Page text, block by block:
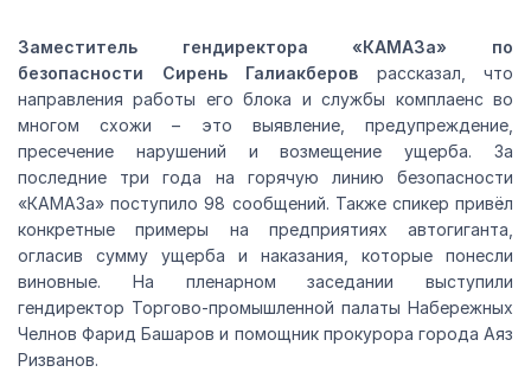
Заместитель гендиректора «КАМАЗа» по
безопасности Сирень Галиакберов рассказал, что
направления работы его блока и службы комплаенс во
многом схожи – это выявление, предупреждение,
пресечение нарушений и возмещение ущерба. За
последние три года на горячую линию безопасности
«КАМАЗа» поступило 98 сообщений. Также спикер привёл
конкретные примеры на предприятиях автогиганта,
огласив сумму ущерба и наказания, которые понесли
виновные. На пленарном заседании выступили
гендиректор Торгово-промышленной палаты Набережных
Челнов Фарид Башаров и помощник прокурора города Аяз
Ризванов.